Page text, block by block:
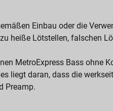
Einbau oder die
heiße Lötstellen, falschen
MetroExpress Bass
liegt daran, dass die
Preamp.